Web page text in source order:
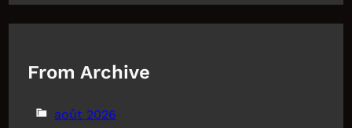
From Archive
août 2026